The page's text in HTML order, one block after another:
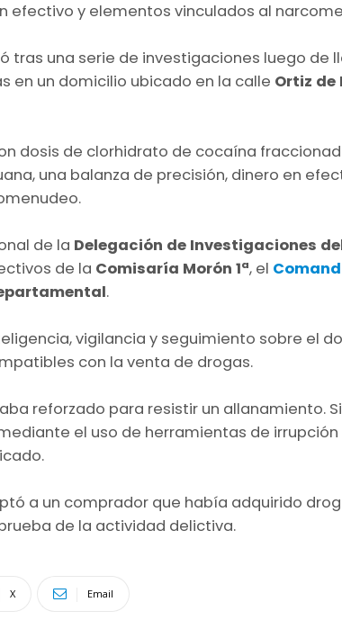
efectivo y elementos vinculados al
tras una serie de investigaciones luego de
en un domicilio ubicado en la calle Ortiz de
dosis de clorhidrato de cocaína
una balanza de precisión, dinero en
de la Delegación de Investigaciones
de la Comisaría Morón 1ª, el
.
vigilancia y seguimiento sobre el
con la venta de drogas.
reforzado para resistir un allanamiento.
el uso de herramientas de irrupción
a un comprador que había adquirido
de la actividad delictiva.
X Email